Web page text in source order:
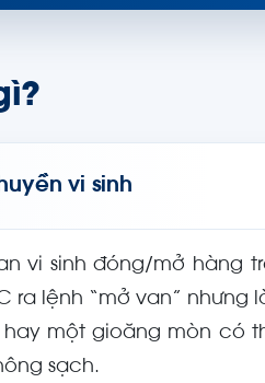
vi sinh
vi sinh đóng/mở hàng
ra lệnh “mở van” nhưng
một gioăng mòn có
sạch.